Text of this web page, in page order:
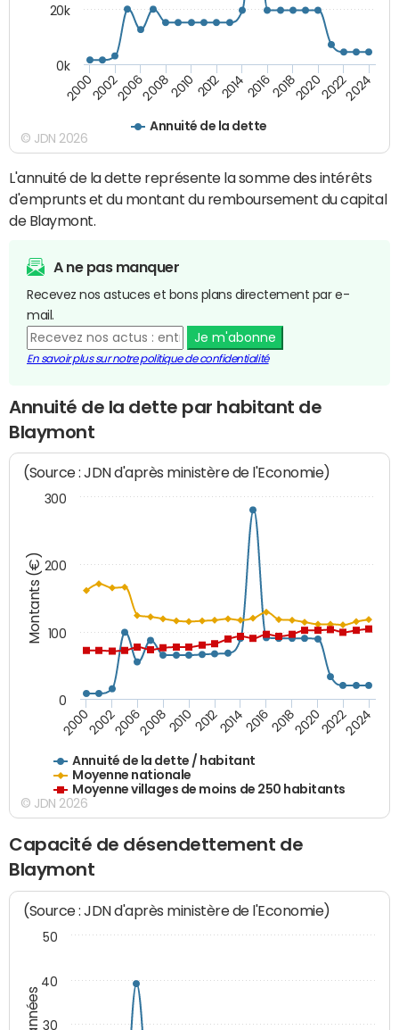
Annuité de la dette
20002002200620082010 2012201420162018202020222024
0k
20k
© JDN 2026
L'annuité de la dette représente la somme des intérêts
d'emprunts et du montant du remboursement du capital
de Blaymont.
A ne pas manquer
Recevez nos astuces et bons plans directement par e-
mail.
Je m'abonne
En savoir plus sur notre politique de confidentialité
Annuité de la dette par habitant de
Blaymont
Montants (€)
(Source : JDN d'après ministère de l'Economie)
Annuité de la dette / habitant
Moyenne nationale
Moyenne villages de moins de 250 habitants
200020022006200820102012201420162018202020222024
0
100
200
300
© JDN 2026
Capacité de désendettement de
Blaymont
(Source : JDN d'après ministère de l'Economie)
30
40
50